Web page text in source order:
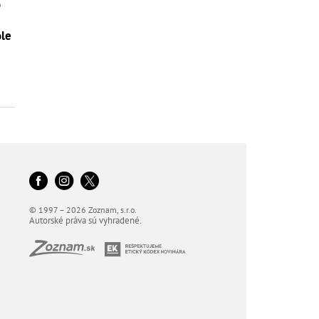
© 1997 – 2026 Zoznam, s.r.o.
Autorské práva sú vyhradené.